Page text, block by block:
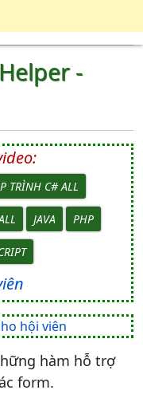
-
TRÌNH C# ALL
JAVA PHP
hội viên
hàm hỗ trợ
form.